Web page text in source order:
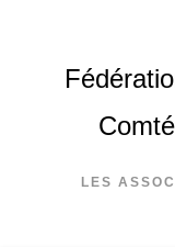
LES